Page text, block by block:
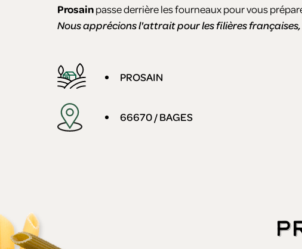
Prosainpasse derrière les fourneaux pour vous
Nous apprécions l'attrait pour les filières
PROSAIN
66670 / BAGES